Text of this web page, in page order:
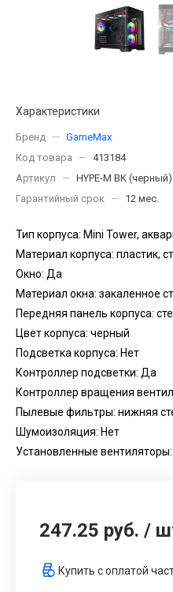
Характеристики
Бренд — GameMax
Код товара
— 413184
Артикул
— HYPE-M BK (черный)
Гарантийный срок
— 12 мес.
Тип корпуса: Mini Tower,
Материал корпуса: пластик,
Окно: Да
Материал окна: закаленное
Передняя панель корпуса:
Цвет корпуса: черный
Подсветка корпуса: Нет
Контроллер подсветки: Да
Контроллер вращения
Пылевые фильтры: нижняя
Шумоизоляция: Нет
Установленные вентиляторы:
247.25 руб. /
Купить с оплатой